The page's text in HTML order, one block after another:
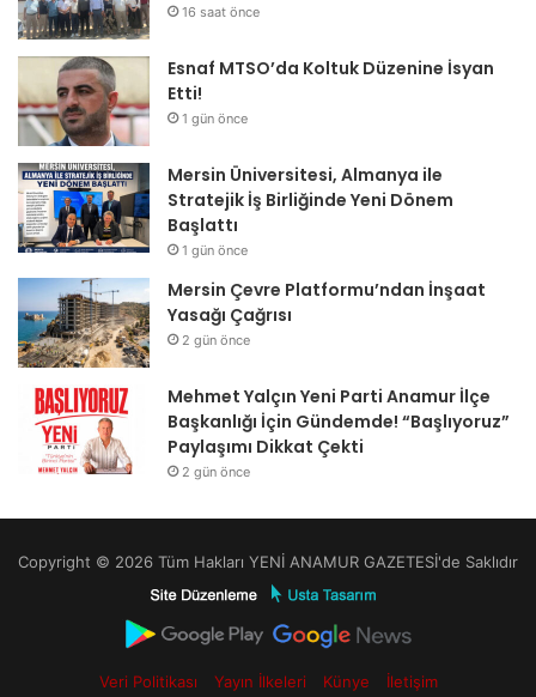
16 saat önce
Esnaf MTSO’da Koltuk Düzenine İsyan
Etti!
1 gün önce
Mersin Üniversitesi, Almanya ile
Stratejik İş Birliğinde Yeni Dönem
Başlattı
1 gün önce
Mersin Çevre Platformu’ndan İnşaat
Yasağı Çağrısı
2 gün önce
Mehmet Yalçın Yeni Parti Anamur İlçe
Başkanlığı İçin Gündemde! “Başlıyoruz”
Paylaşımı Dikkat Çekti
2 gün önce
Copyright © 2026 Tüm Hakları YENİ ANAMUR GAZETESİ'de Saklıdır
Veri Politikası Yayın İlkeleri Künye İletişim